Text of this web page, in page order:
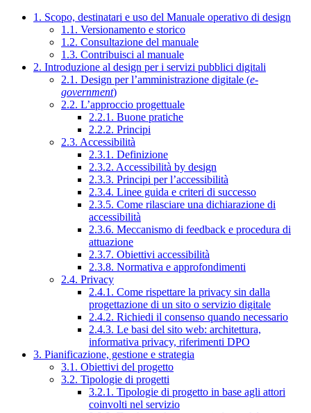
1. Scopo, destinatari e uso del Manuale operativo di design
1.1. Versionamento e storico
1.2. Consultazione del manuale
1.3. Contribuisci al manuale
2. Introduzione al design per i servizi pubblici digitali
2.1. Design per l’amministrazione digitale (e-
government)
2.2. L’approccio progettuale
2.2.1. Buone pratiche
2.2.2. Principi
2.3. Accessibilità
2.3.1. Definizione
2.3.2. Accessibilità by design
2.3.3. Principi per l’accessibilità
2.3.4. Linee guida e criteri di successo
2.3.5. Come rilasciare una dichiarazione di
accessibilità
2.3.6. Meccanismo di feedback e procedura di
attuazione
2.3.7. Obiettivi accessibilità
2.3.8. Normativa e approfondimenti
2.4. Privacy
2.4.1. Come rispettare la privacy sin dalla
progettazione di un sito o servizio digitale
2.4.2. Richiedi il consenso quando necessario
2.4.3. Le basi del sito web: architettura,
informativa privacy, riferimenti DPO
3. Pianificazione, gestione e strategia
3.1. Obiettivi del progetto
3.2. Tipologie di progetti
3.2.1. Tipologie di progetto in base agli attori
coinvolti nel servizio